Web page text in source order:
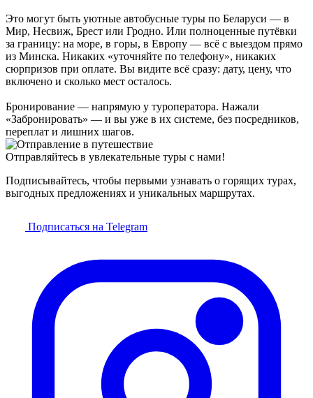
Это могут быть уютные автобусные туры по Беларуси — в
Мир, Несвиж, Брест или Гродно. Или полноценные путёвки
за границу: на море, в горы, в Европу — всё с выездом прямо
из Минска. Никаких «уточняйте по телефону», никаких
сюрпризов при оплате. Вы видите всё сразу: дату, цену, что
включено и сколько мест осталось.
Бронирование — напрямую у туроператора. Нажали
«Забронировать» — и вы уже в их системе, без посредников,
переплат и лишних шагов.
Отправляйтесь в увлекательные туры с нами!
Подписывайтесь, чтобы первыми узнавать о горящих турах,
выгодных предложениях и уникальных маршрутах.
Подписаться на Telegram